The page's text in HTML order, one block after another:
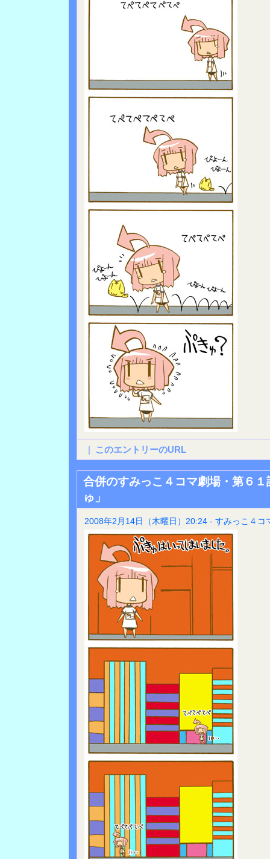
| このエントリーのURL
合併のすみっこ４コマ劇場・第６
ゅ」
2008年2月14日（木曜日）20:24 - すみっこ４コ